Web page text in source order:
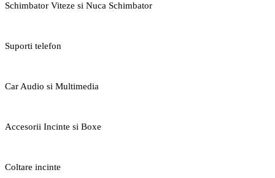
Schimbator Viteze si Nuca Schimbator
Suporti telefon
Car Audio si Multimedia
Accesorii Incinte si Boxe
Coltare incinte